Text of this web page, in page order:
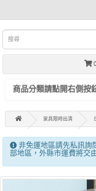
商品分類請點開右側按
家具限時出清
非免運地區請先私訊詢
部地區，外縣市運費將交